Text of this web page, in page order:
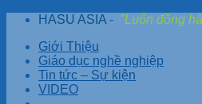
Skip
content
HASU ASIA - "Luôn đồng
Giới Thiệu
Giáo dục nghề nghiệp
Tin tức – Sự kiện
VIDEO